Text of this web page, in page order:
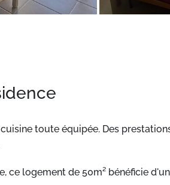
toute équipée. Des
ce logement de 50m² bénéficie